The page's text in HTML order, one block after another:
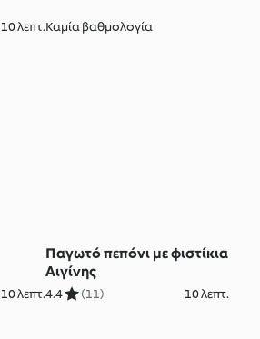
10 λεπτ.Καμία βαθμολογία
10 λεπτ.
Παγωτό πεπόνι με φιστίκια
Αιγίνης
4.4 (11) 10 λεπτ.